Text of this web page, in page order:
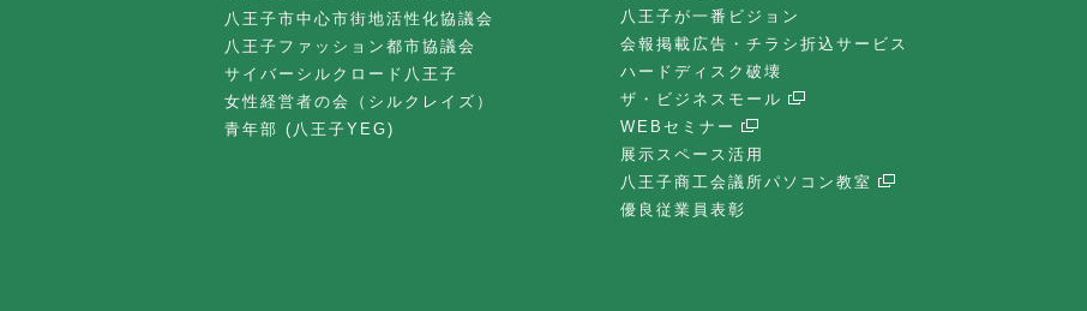
八王子市中心市街地活性化協議会
八王子ファッション都市協議会
サイバーシルクロード八王子
女性経営者の会（シルクレイズ）
青年部 (八王子YEG)
八王子が一番ビジョン
会報掲載広告・チラシ折込サービス
ハードディスク破壊
ザ・ビジネスモール
WEBセミナー
展示スペース活用
八王子商工会議所パソコン教室
優良従業員表彰